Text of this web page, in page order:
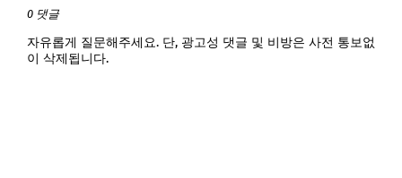
0 댓글
자유롭게 질문해주세요. 단, 광고성 댓글 및 비방은 사전 통보없
이 삭제됩니다.